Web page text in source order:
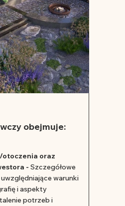
obejmuje:
otoczenia oraz
- Szczegółowe
warunki
i aspekty
potrzeb i